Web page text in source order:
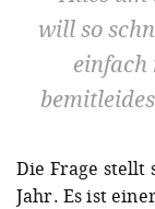
will so
einfach
Die Frage stellt
Jahr. Es ist